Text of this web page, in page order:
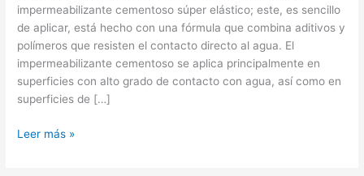
impermeabilizante cementoso súper elástico; este, es sencillo
de aplicar, está hecho con una fórmula que combina aditivos y
polímeros que resisten el contacto directo al agua. El
impermeabilizante cementoso se aplica principalmente en
superficies con alto grado de contacto con agua, así como en
superficies de […]
Leer más »